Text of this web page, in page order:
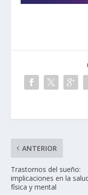
ANTERIOR
Trastornos del sueño:
implicaciones en la
física y mental